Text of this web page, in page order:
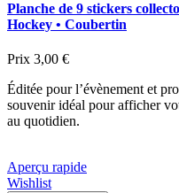
Planche de 9 stickers
Hockey • Coubertin
Prix 3,00 €
Éditée pour l’évènement et
souvenir idéal pour afficher
au quotidien.
Aperçu rapide
Wishlist